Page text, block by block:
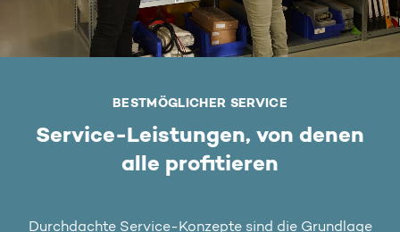
BESTMÖGLICHER SERVICE
Service-Leistungen, von denen
alle profitieren
Durchdachte Service-Konzepte sind die Grundlage